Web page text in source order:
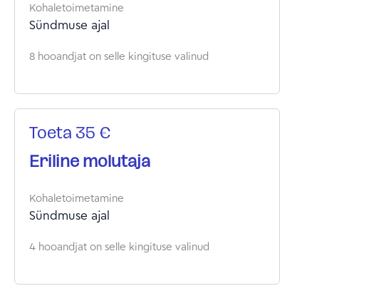
Kohaletoimetamine
Sündmuse ajal
8 hooandjat on selle kingituse valinud
Toeta 35 €
Eriline molutaja
Kohaletoimetamine
Sündmuse ajal
4 hooandjat on selle kingituse valinud